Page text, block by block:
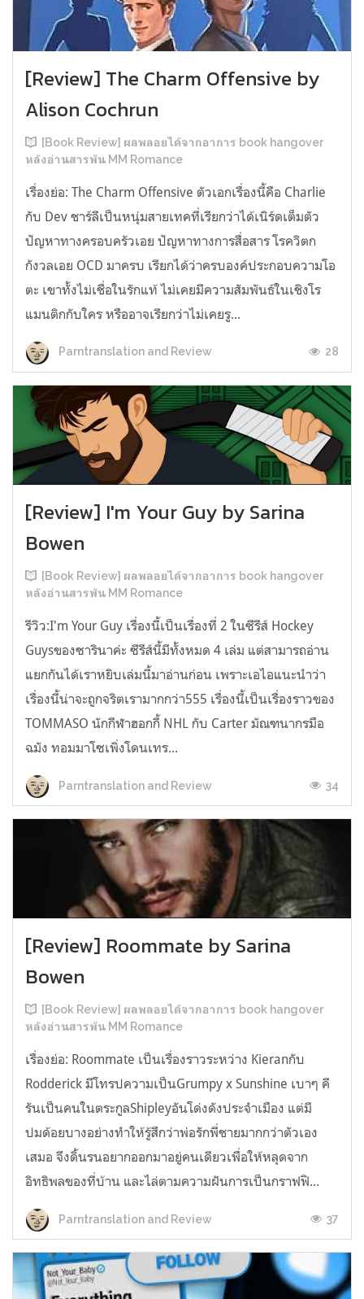
[Review] The Charm Offensive by
Alison Cochrun
[Book Review] ผลพลอยได้จากอาการ book hangover
หลังอ่านสารพัน MM Romance
เรื่องย่อ: The Charm Offensive ตัวเอกเรื่องนี้คือ Charlie
กับ Dev ชาร์ลีเป็นหนุ่มสายเทคที่เรียกว่าได้เนิร์ดเต็มตัว
ปัญหาทางครอบครัวเอย ปัญหาทางการสื่อสาร โรควิตก
กังวลเอย OCD มาครบ เรียกได้ว่าครบองค์ประกอบความโอ
ตะ เขาทั้งไม่เชื่อในรักแท้ ไม่เคยมีความสัมพันธ์ในเชิงโร
แมนติกกับใคร หรืออาจเรียกว่าไม่เคยรู...
Parntranslation and Review 28
[Review] I'm Your Guy by Sarina
Bowen
[Book Review] ผลพลอยได้จากอาการ book hangover
หลังอ่านสารพัน MM Romance
รีวิว:I'm Your Guy เรื่องนี้เป็นเรื่องที่ 2 ในซีรีส์ Hockey
Guysของซารินาค่ะ ซีรีส์นี้มีทั้งหมด 4 เล่ม แต่สามารถอ่าน
แยกกันได้เราหยิบเล่มนี้มาอ่านก่อน เพราะเอไอแนะนำว่า
เรื่องนี้น่าจะถูกจริตเรามากกว่า555 เรื่องนี้เป็นเรื่องราวของ
TOMMASO นักกีฬาฮอกกี้ NHL กับ Carter มัณฑนากรมือ
ฉมัง ทอมมาโซเพิ่งโดนเทร...
Parntranslation and Review 34
[Review] Roommate by Sarina
Bowen
[Book Review] ผลพลอยได้จากอาการ book hangover
หลังอ่านสารพัน MM Romance
เรื่องย่อ: Roommate เป็นเรื่องราวระหว่าง Kieranกับ
Rodderick มีโทรปความเป็นGrumpy x Sunshine เบาๆ คี
รันเป็นคนในตระกูลShipleyอันโด่งดังประจำเมือง แต่มี
ปมด้อยบางอย่างทำให้รู้สึกว่าพ่อรักพี่ชายมากกว่าตัวเอง
เสมอ จึงดิ้นรนอยากออกมาอยู่คนเดียวเพื่อให้หลุดจาก
อิทธิพลของที่บ้าน และไล่ตามความฝันการเป็นกราฟฟิ...
Parntranslation and Review 37